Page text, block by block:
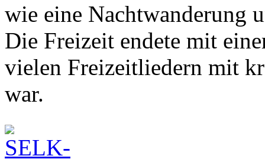
wie eine Nachtwanderung
Die Freizeit endete mit
vielen Freizeitliedern mit
war.